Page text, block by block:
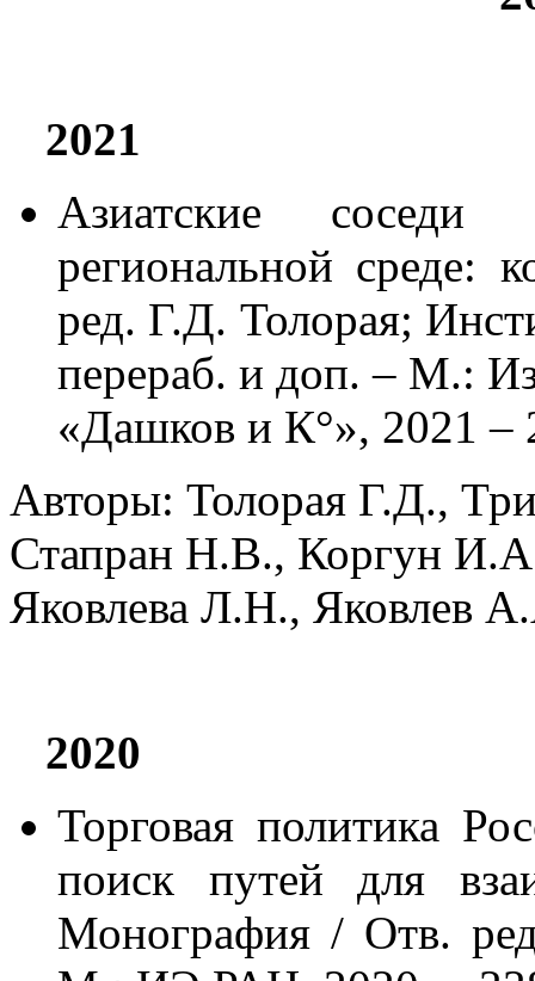
2021
Азиатские соседи
региональной среде:
ред. Г.Д. Толорая;
перераб. и доп. – М.:
«Дашков и К°», 2021 –
Авторы: Толорая Г.Д.,
Стапран Н.В., Коргун
Яковлева Л.Н., Яковлев
2020
Торговая политика
поиск путей для
Монография / Отв.